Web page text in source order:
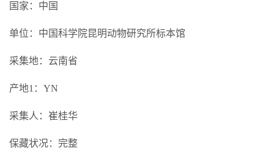
国家：中国
单位：中国科学院昆明动物研究所标本馆
采集地：云南省
产地1：YN
采集人：崔桂华
保藏状况：完整